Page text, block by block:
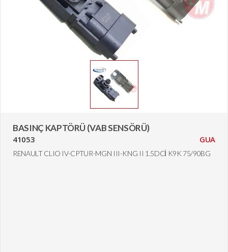
BASINÇ KAPTÖRÜ (VAB SENSÖRÜ)
41053 GUA
RENAULT CLIO IV-CPTUR-MGN III-KNG II 1.5DCİ K9K 75/90BG